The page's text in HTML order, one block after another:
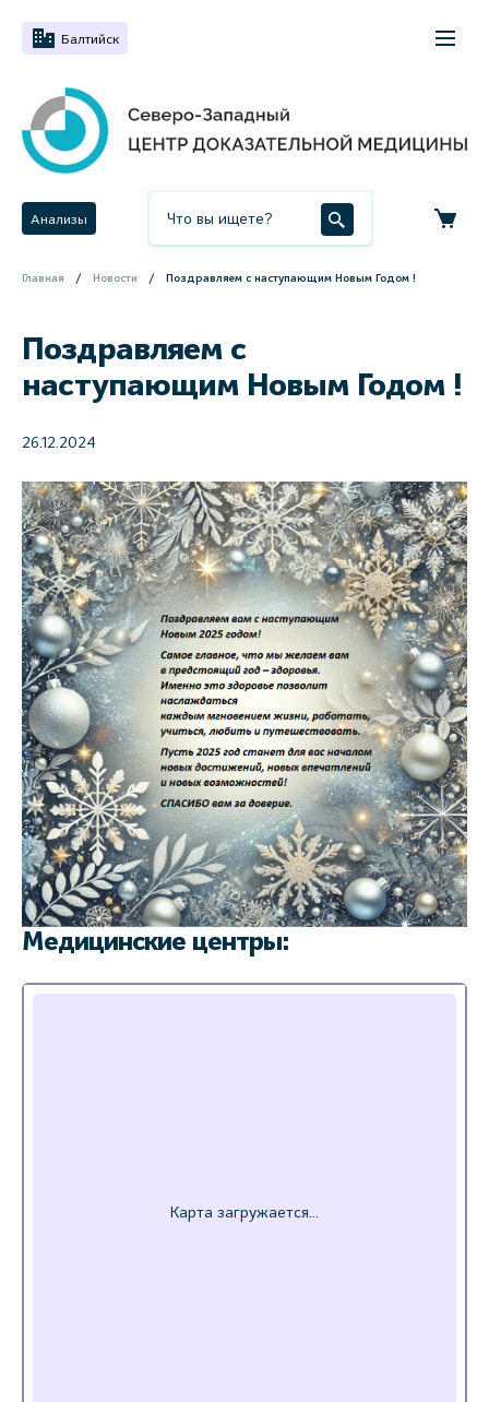
Балтийск
Анализы
Главная Новости Поздравляем с наступающим Новым Годом !
Поздравляем с
наступающим Новым Годом !
26.12.2024
Медицинские центры: